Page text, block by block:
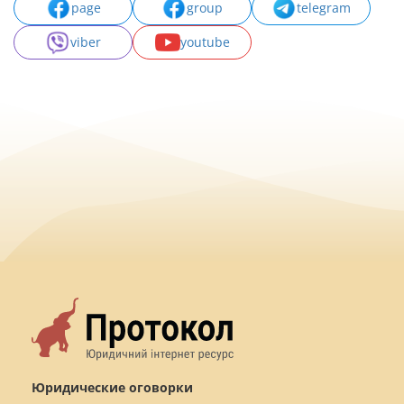
page group
telegram
viber
youtube
Юридические оговорки